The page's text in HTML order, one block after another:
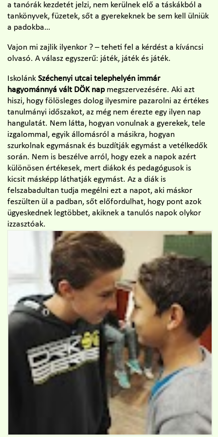
a tanórák kezdetét jelzi, nem kerülnek elő a táskákból a
tankönyvek, füzetek, sőt a gyerekeknek be sem kell ülniük
a padokba…
Vajon mi zajlik ilyenkor ? – teheti fel a kérdést a kíváncsi
olvasó. A válasz egyszerű: játék, játék és játék.
Iskolánk Széchenyi utcai telephelyén immár
hagyománnyá vált DÖK napmegszervezésére. Aki azt
hiszi, hogy fölösleges dolog ilyesmire pazarolni az értékes
tanulmányi időszakot, az még nem érezte egy ilyen nap
hangulatát. Nem látta, hogyan vonulnak a gyerekek, tele
izgalommal, egyik állomásról a másikra, hogyan
szurkolnak egymásnak és buzdítják egymást a vetélkedők
során. Nem is beszélve arról, hogy ezek a napok azért
különösen értékesek, mert diákok és pedagógusok is
kicsit másképp láthatják egymást. Az a diák is
felszabadultan tudja megélni ezt a napot, aki máskor
feszülten ül a padban, sőt előfordulhat, hogy pont azok
ügyeskednek legtöbbet, akiknek a tanulós napok olykor
izzasztóak.